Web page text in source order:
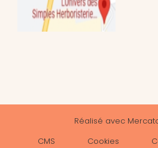
Réalisé avec
CMS
Cookies